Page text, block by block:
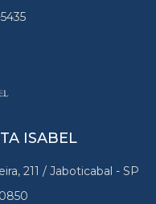
ISABEL
211 / Jaboticabal - SP